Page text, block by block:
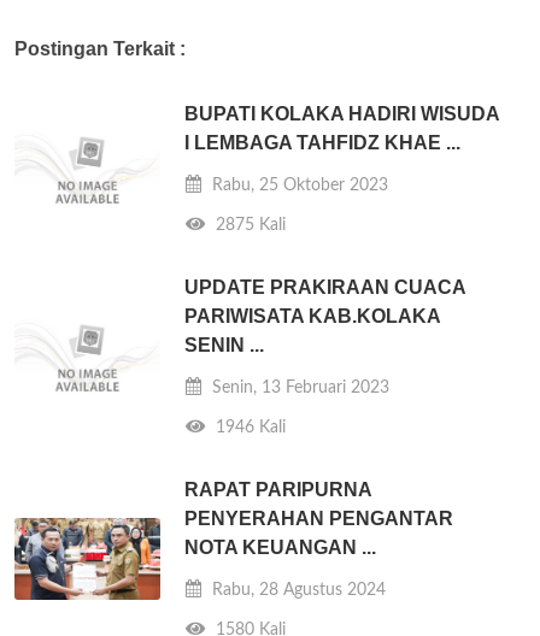
Postingan Terkait :
BUPATI KOLAKA HADIRI WISUDA
I LEMBAGA TAHFIDZ KHAE ...
Rabu, 25 Oktober 2023
2875 Kali
UPDATE PRAKIRAAN CUACA
PARIWISATA KAB.KOLAKA
SENIN ...
Senin, 13 Februari 2023
1946 Kali
RAPAT PARIPURNA
PENYERAHAN PENGANTAR
NOTA KEUANGAN ...
Rabu, 28 Agustus 2024
1580 Kali